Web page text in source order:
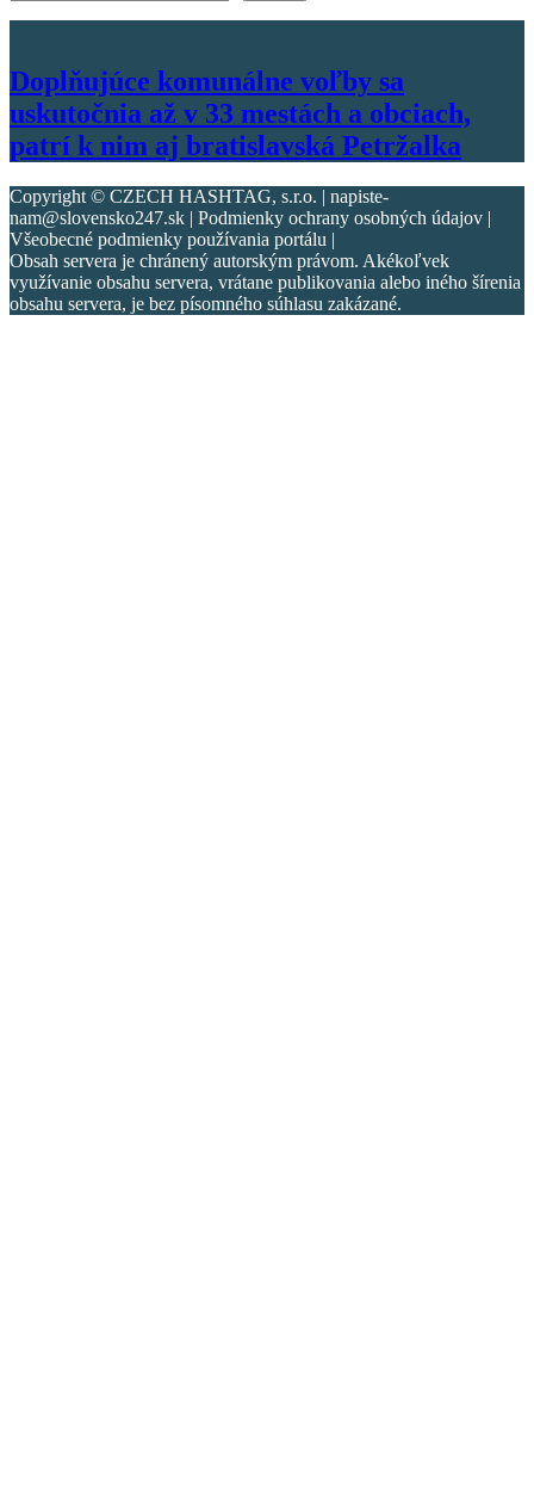
Doplňujúce komunálne voľby sa
uskutočnia až v 33 mestách a obciach,
patrí k nim aj bratislavská Petržalka
Copyright © CZECH HASHTAG, s.r.o. | napiste-
nam@slovensko247.sk | Podmienky ochrany osobných údajov |
Všeobecné podmienky používania portálu |
Obsah servera je chránený autorským právom. Akékoľvek
využívanie obsahu servera, vrátane publikovania alebo iného šírenia
obsahu servera, je bez písomného súhlasu zakázané.